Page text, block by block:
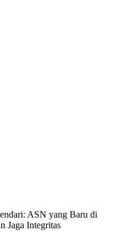
ASN yang Baru di
Jaga Integritas